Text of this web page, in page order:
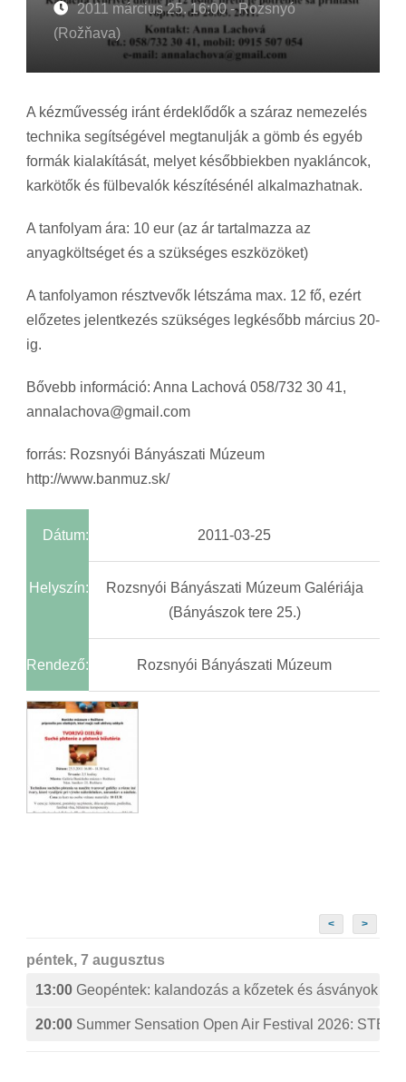
2011 március 25. 16:00 - Rozsnyó
(Rožňava)
A kézművesség iránt érdeklődők a száraz nemezelés
technika segítségével megtanulják a gömb és egyéb
formák kialakítását, melyet későbbiekben nyakláncok,
karkötők és fülbevalók készítésénél alkalmazhatnak.
A tanfolyam ára: 10 eur (az ár tartalmazza az
anyagköltséget és a szükséges eszközöket)
A tanfolyamon résztvevők létszáma max. 12 fő, ezért
előzetes jelentkezés szükséges legkésőbb március 20-
ig.
Bővebb információ: Anna Lachová 058/732 30 41,
annalachova@gmail.com
forrás: Rozsnyói Bányászati Múzeum
http://www.banmuz.sk/
Dátum: 2011-03-25
Helyszín:
Rozsnyói Bányászati Múzeum Galériája
(Bányászok tere 25.)
Rendező: Rozsnyói Bányászati Múzeum
< >
péntek, 7 augusztus
13:00 Geopéntek: kalandozás a kőzetek és ásványok
20:00 Summer Sensation Open Air Festival 2026: